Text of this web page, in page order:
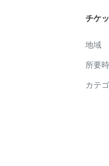
チケ
地域
所要
カテ